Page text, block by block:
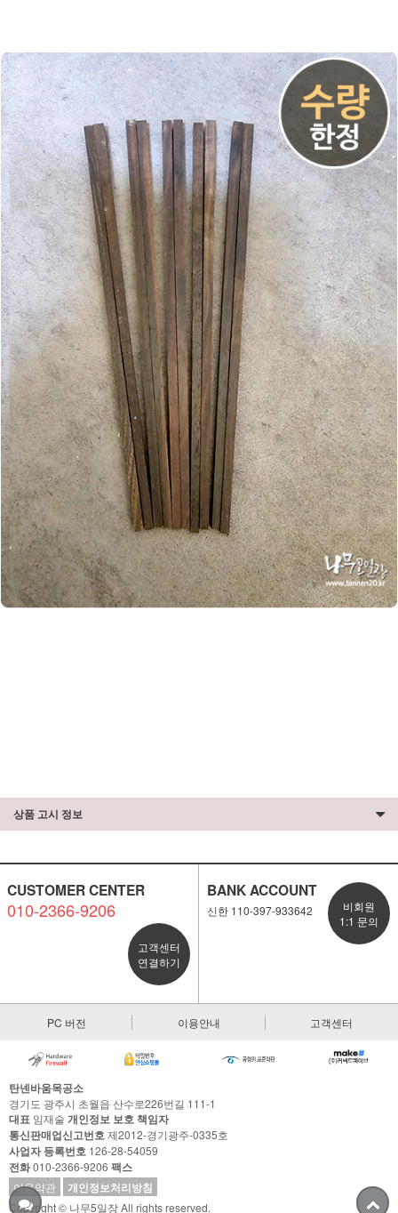
상품 고시 정보
CUSTOMER CENTER
010-2366-9206
고객센터
연결하기
BANK ACCOUNT
신한 110-397-933642
비회원
1:1 문의
PC 버전 이용안내 고객센터
탄넨바움목공소
경기도 광주시 초월읍 산수로226번길 111-1
대표 임재술 개인정보 보호 책임자
통신판매업신고번호 제2012-경기광주-0335호
사업자 등록번호 126-28-54059
전화010-2366-9206 팩스
이용약관 개인정보처리방침
Copyright © 나무5일장 All rights reserved.